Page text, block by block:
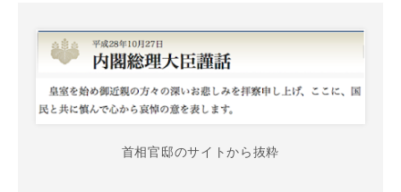
首相官邸のサイトから抜粋